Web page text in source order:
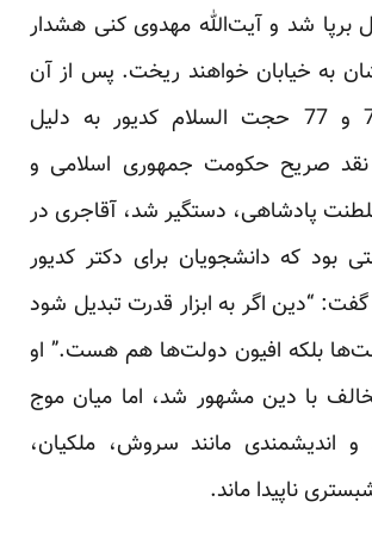
برپا شد و آیت‌الله مهدوی‌ کنی هشدار
به خیابان خواهند ریخت. پس از آن
که در سال ‏‏76 و 77 حجت السلام کدیور به دلیل
صریح حکومت جمهوری اسلامی و
‏پادشاهی، دستگیر شد، آقاجری در
بود که دانشجویان برای دکتر کدیور
گفت: “دین ‏اگر به ابزار قدرت تبدیل شود
بلکه افیون دولت‌ها هم هست.” او
با دین مشهور ‏شد، اما میان موج
و اندیشمندی مانند سروش، ملکیان،
ناپیدا ماند.